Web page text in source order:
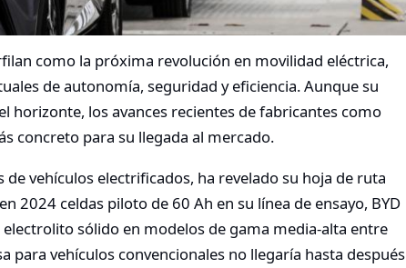
como la próxima revolución en movilidad eléctrica,
de autonomía, seguridad y eficiencia. Aunque su
horizonte, los avances recientes de fabricantes como
concreto para su llegada al mercado.
de vehículos electrificados, ha revelado su hoja de ruta
2024 celdas piloto de 60 Ah en su línea de ensayo, BYD
sólido en modelos de gama media-alta entre
para vehículos convencionales no llegaría hasta después